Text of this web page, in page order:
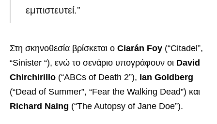
εμπιστευτεί.”
Στη σκηνοθεσία βρίσκεται ο Ciarán Foy (“Citadel”,
“Sinister “), ενώ το σενάριο υπογράφουν οι David
Chirchirillo (“ABCs of Death 2”), Ian Goldberg
(“Dead of Summer”, “Fear the Walking Dead”) και
Richard Naing (“The Autopsy of Jane Doe”).